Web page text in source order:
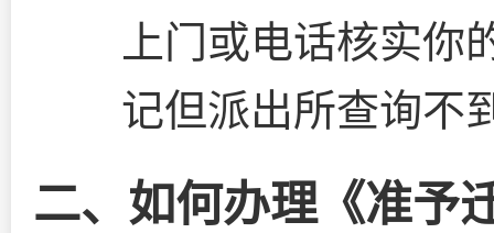
上门或电话核实
记但派出所查询不
二、如何办理《准予